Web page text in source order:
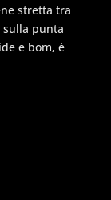
stretta tra
sulla punta
e bom, è